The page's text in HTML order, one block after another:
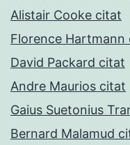
Alistair Cooke citat
Florence Hartmann
David Packard citat
Andre Maurios citat
Gaius Suetonius
Bernard Malamud